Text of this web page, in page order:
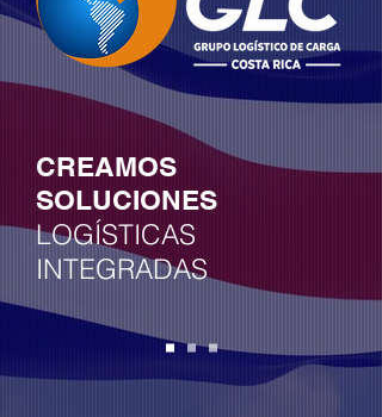
CREAMOS
SOLUCIONES
LOGÍSTICAS
INTEGRADAS